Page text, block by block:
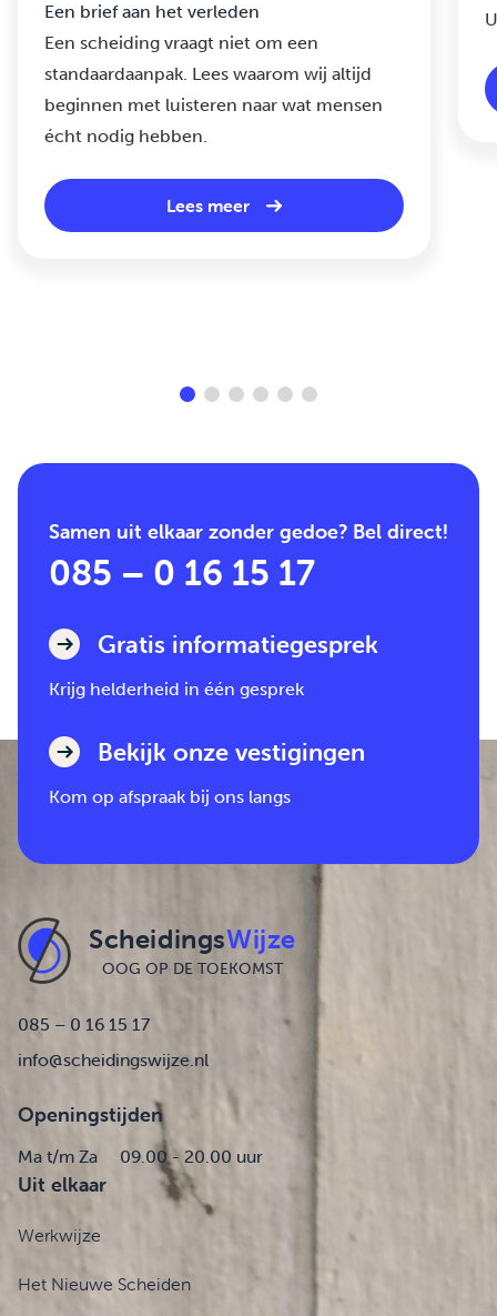
Een brief aan het verleden
Een scheiding vraagt niet om een
standaardaanpak. Lees waarom wij altijd
beginnen met luisteren naar wat mensen
écht nodig hebben.
Lees meer
Samen uit elkaar zonder gedoe? Bel direct!
085 – 0 16 15 17
Gratis informatiegesprek
Krijg helderheid in één gesprek
Bekijk onze vestigingen
Kom op afspraak bij ons langs
ScheidingsWijze
OOG OP DE TOEKOMST
085 – 0 16 15 17
info@scheidingswijze.nl
Openingstijden
Ma t/m Za 09.00 - 20.00 uur
Uit elkaar
Werkwijze
Het Nieuwe Scheiden